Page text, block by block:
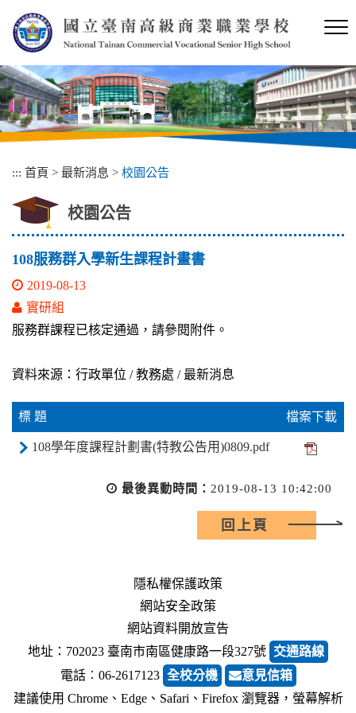
內
容
區
塊
::: 首頁 > 最新消息 > 校園公告
校園公告
108服務群入學新生課程計畫書
2019-08-13
實研組
服務群課程已核定通過，請參閱附件。
資料來源：行政單位 / 教務處 / 最新消息
標 題 檔案下載
108學年度課程計劃書(特教公告用)0809.pdf
最後異動時間： 2019-08-13 10:42:00
回上頁
隱私權保護政策
網站安全政策
網站資料開放宣告
地址：702023 臺南市南區健康路一段327號 交通路線
電話︰06-2617123 全校分機
意見信箱
建議使用 Chrome、Edge、Safari、Firefox 瀏覽器，螢幕解析